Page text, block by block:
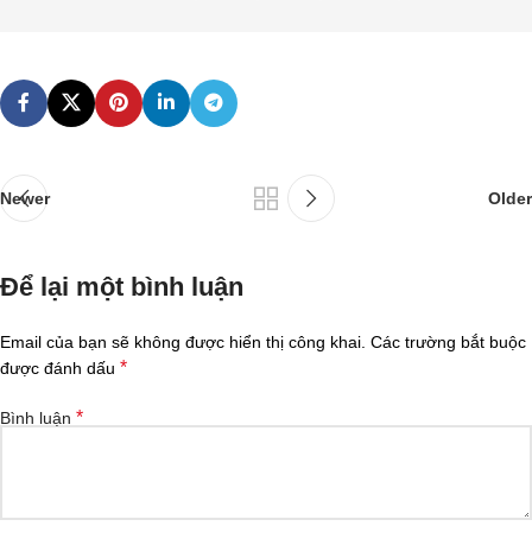
Newer Older
Để lại một bình luận
Email của bạn sẽ không được hiển thị công khai. Các trường bắt buộc
được đánh dấu *
Bình luận *